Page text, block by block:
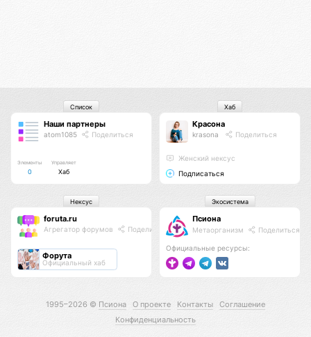
Наши партнеры
atom1085 Поделиться
Элементы
0
Управляет
Хаб
Список
Красона
krasona Поделиться
Женский нексус
Подписаться
Хаб
foruta.ru
Агрегатор форумов Поделиться
Форута
Официальный хаб
Нексус
Псиона
Метаорганизм Поделиться
Официальные ресурсы:
Экосистема
1995–2026 © Псиона О проекте Контакты
Соглашение
Конфиденциальность